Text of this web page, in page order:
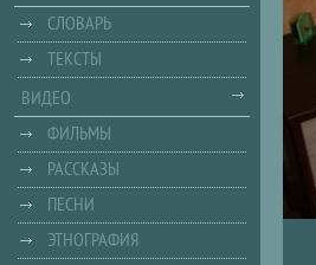
СЛОВАРЬ
ТЕКСТЫ
ВИДЕО
ФИЛЬМЫ
РАССКАЗЫ
ПЕСНИ
ЭТНОГРАФИЯ